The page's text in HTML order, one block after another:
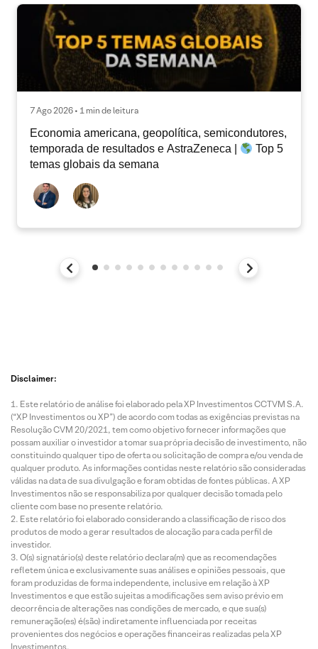
7 Ago 2026 • 1 min de leitura
Economia americana, geopolítica, semicondutores,
temporada de resultados e AstraZeneca |
Top 5
temas globais da semana
Disclaimer:
Este relatório de análise foi elaborado pela XP Investimentos CCTVM S.A.
(“XP Investimentos ou XP”) de acordo com todas as exigências previstas na
Resolução CVM 20/2021, tem como objetivo fornecer informações que
possam auxiliar o investidor a tomar sua própria decisão de investimento, não
constituindo qualquer tipo de oferta ou solicitação de compra e/ou venda de
qualquer produto. As informações contidas neste relatório são consideradas
válidas na data de sua divulgação e foram obtidas de fontes públicas. A XP
Investimentos não se responsabiliza por qualquer decisão tomada pelo
cliente com base no presente relatório.
Este relatório foi elaborado considerando a classificação de risco dos
produtos de modo a gerar resultados de alocação para cada perfil de
investidor.
O(s) signatário(s) deste relatório declara(m) que as recomendações
refletem única e exclusivamente suas análises e opiniões pessoais, que
foram produzidas de forma independente, inclusive em relação à XP
Investimentos e que estão sujeitas a modificações sem aviso prévio em
decorrência de alterações nas condições de mercado, e que sua(s)
remuneração(es) é(são) indiretamente influenciada por receitas
provenientes dos negócios e operações financeiras realizadas pela XP
Investimentos.